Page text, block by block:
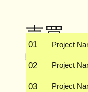
売買
購入申込書を下記
01 Project
02 Project
03 Project